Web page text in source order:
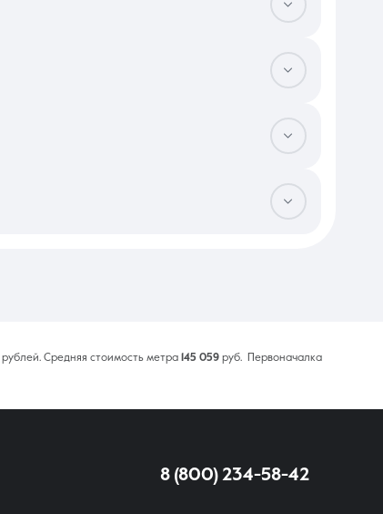
рублей. Средняя стоимость метра 145 059 руб. Первоначалка
8 (800) 234-58-42